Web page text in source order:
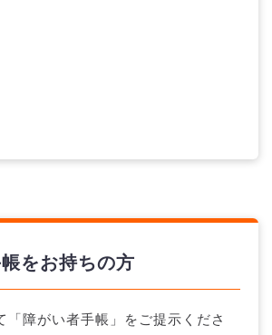
をお持ちの方
「障がい者手帳」をご提示くださ